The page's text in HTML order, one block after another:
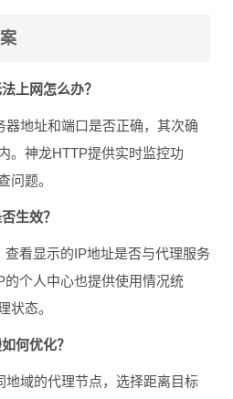
上网怎么办？
器地址和端口是否正确，其次确
。神龙HTTP提供实时监控功
问题。
生效？
看显示的IP地址是否与代理服务
个人中心也提供使用情况统
状态。
何优化？
地域的代理节点，选择距离目标